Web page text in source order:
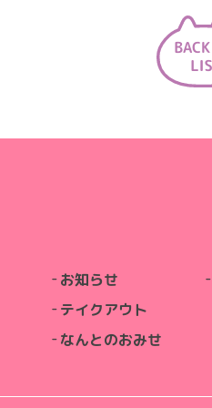
お知らせ
テイクアウト
なんとのおみせ